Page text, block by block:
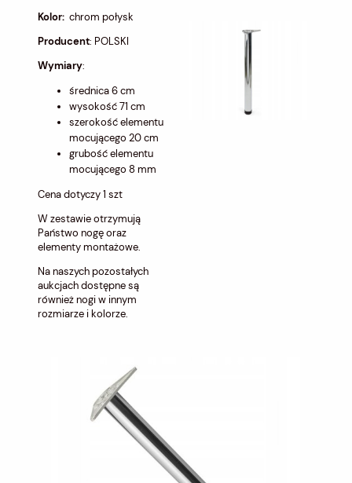
Kolor: chrom połysk
Producent: POLSKI
Wymiary:
średnica 6 cm
wysokość 71 cm
szerokość elementu
mocującego 20 cm
grubość elementu
mocującego 8 mm
Cena dotyczy 1 szt
W zestawie otrzymują
Państwo nogę oraz
elementy montażowe.
Na naszych pozostałych
aukcjach dostępne są
również nogi w innym
rozmiarze i kolorze.